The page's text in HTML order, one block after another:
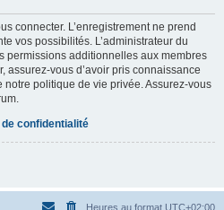
connecter. L’enregistrement ne prend
vos possibilités. L’administrateur du
permissions additionnelles aux membres
assurez-vous d’avoir pris connaissance
notre politique de vie privée. Assurez-vous
confidentialité
Heures au format UTC+02:00